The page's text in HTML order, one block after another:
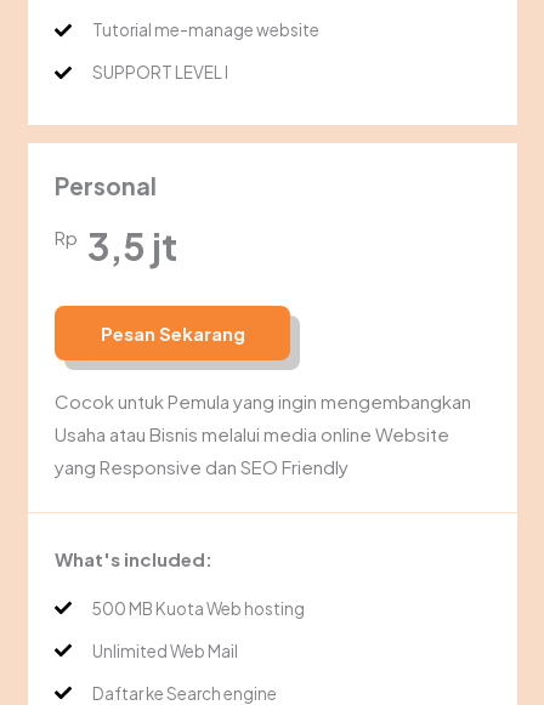
Tutorial me-manage website
SUPPORT LEVEL I
Personal
Rp 3,5 jt
Pesan Sekarang
Cocok untuk Pemula yang ingin mengembangkan
Usaha atau Bisnis melalui media online Website
yang Responsive dan SEO Friendly
What's included:
500 MB Kuota Web hosting
Unlimited Web Mail
Daftar ke Search engine